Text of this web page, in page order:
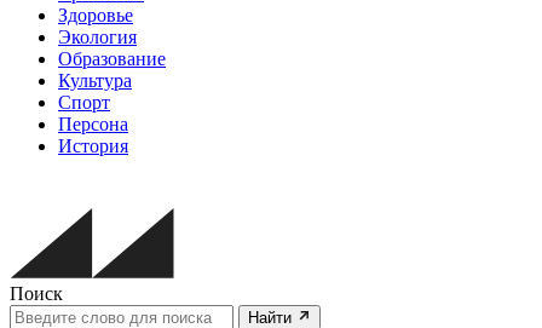
Здоровье
Экология
Образование
Культура
Спорт
Персона
История
Поиск
Найти